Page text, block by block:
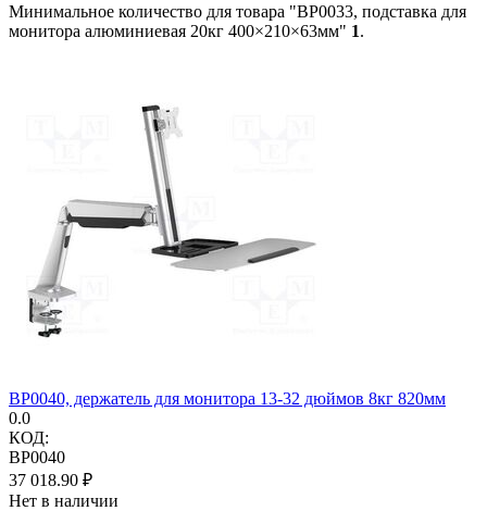
Минимальное количество для товара "BP0033, подставка для
монитора алюминиевая 20кг 400×210×63мм" 1.
BP0040, держатель для монитора 13-32 дюймов 8кг 820мм
0.0
КОД:
BP0040
37 018.90 ₽
Нет в наличии